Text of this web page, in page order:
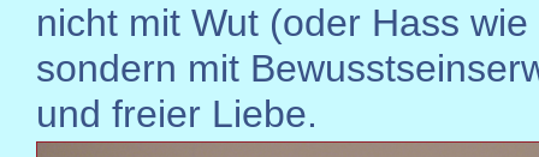
nicht mit Wut (oder Hass
sondern mit
und freier Liebe.